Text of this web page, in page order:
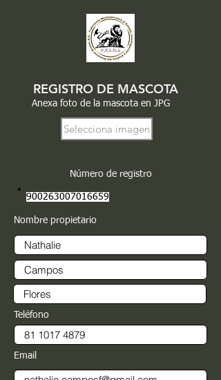
REGISTRO DE MASCOTA
Anexa foto de la mascota en JPG
Selecciona imagen
Número de registro
900263007016659
Nombre propietario
Teléfono
Email